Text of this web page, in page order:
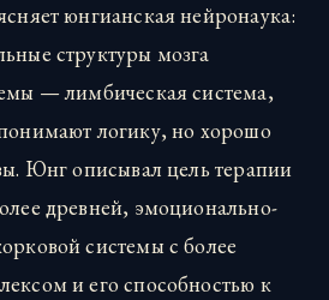
юнгианская нейронаука:
структуры мозга
— лимбическая система,
логику, но хорошо
Юнг описывал цель терапии
древней, эмоционально-
системы с более
и его способностью к